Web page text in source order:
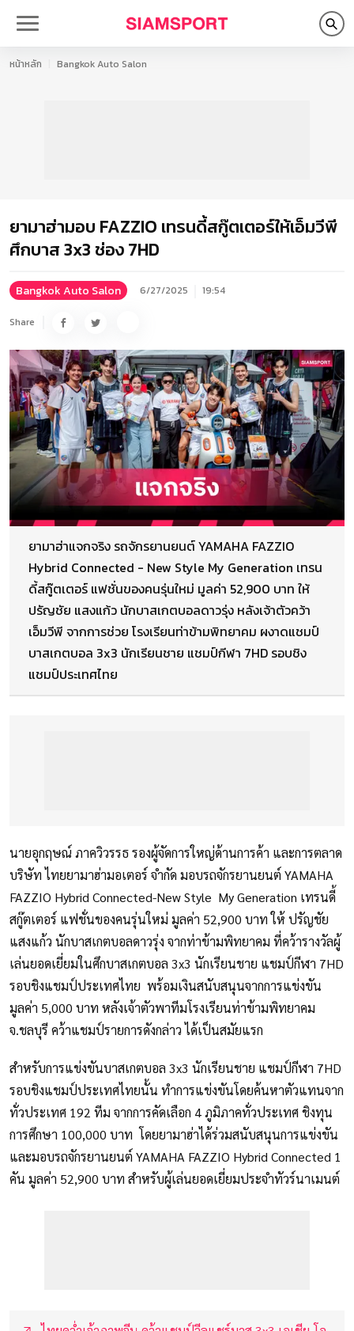
หน้าหลัก Bangkok Auto Salon
ยามาฮ่ามอบ FAZZIO เทรนดี้สกู๊ตเตอร์ให้เอ็มวีพี
ศึกบาส 3x3 ช่อง 7HD
Bangkok Auto Salon 6/27/2025 19:54
Share
ยามาฮ่าแจกจริง รถจักรยานยนต์ YAMAHA FAZZIO
Hybrid Connected - New Style My Generation เทรน
ดี้สกู๊ตเตอร์ แฟชั่นของคนรุ่นใหม่ มูลค่า 52,900 บาท ให้
ปรัญชัย แสงแก้ว นักบาสเกตบอลดาวรุ่ง หลังเจ้าตัวคว้า
เอ็มวีพี จากการช่วย โรงเรียนท่าข้ามพิทยาคม ผงาดแชมป์
บาสเกตบอล 3x3 นักเรียนชาย แชมป์กีฬา 7HD รอบชิง
แชมป์ประเทศไทย
นายอุกฤษณ์ ภาควิวรรธ รองผู้จัดการใหญ่ด้านการค้า และการตลาด
บริษัท ไทยยามาฮ่ามอเตอร์ จำกัด มอบรถจักรยานยนต์ YAMAHA
FAZZIO Hybrid Connected-New Style My Generation เทรนดี้
สกู๊ตเตอร์ แฟชั่นของคนรุ่นใหม่ มูลค่า 52,900 บาท ให้ ปรัญชัย
แสงแก้ว นักบาสเกตบอลดาวรุ่ง จากท่าข้ามพิทยาคม ที่คว้ารางวัลผู้
เล่นยอดเยี่ยมในศึกบาสเกตบอล 3x3 นักเรียนชาย แชมป์กีฬา 7HD
รอบชิงแชมป์ประเทศไทย พร้อมเงินสนับสนุนจากการแข่งขัน
มูลค่า 5,000 บาท หลังเจ้าตัวพาทีมโรงเรียนท่าข้ามพิทยาคม
จ.ชลบุรี คว้าแชมป์รายการดังกล่าว ได้เป็นสมัยแรก
สำหรับการแข่งขันบาสเกตบอล 3x3 นักเรียนชาย แชมป์กีฬา 7HD
รอบชิงแชมป์ประเทศไทยนั้น ทำการแข่งขันโดยค้นหาตัวแทนจาก
ทั่วประเทศ 192 ทีม จากการคัดเลือก 4 ภูมิภาคทั่วประเทศ ชิงทุน
การศึกษา 100,000 บาท โดยยามาฮ่าได้ร่วมสนับสนุนการแข่งขัน
และมอบรถจักรยานยนต์ YAMAHA FAZZIO Hybrid Connected 1
คัน มูลค่า 52,900 บาท สำหรับผู้เล่นยอดเยี่ยมประจำทัวร์นาเมนต์